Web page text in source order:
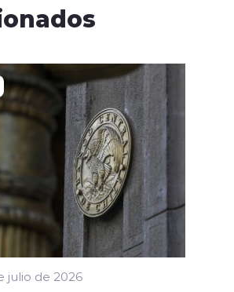
julio de 2026